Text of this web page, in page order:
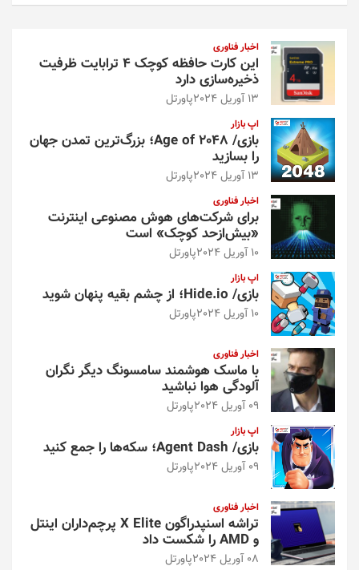
اخبار فناوری
این کارت حافظه کوچک ۴ ترابایت ظرفیت
ذخیره‌سازی دارد
13 آوریل 2024 پاورتل
اپ بازار
بازی/ Age of 2048؛ بزرگ‌ترین تمدن جهان
را بسازید
13 آوریل 2024 پاورتل
اخبار فناوری
برای شرکت‌های هوش مصنوعی اینترنت
«بیش‌از‌حد کوچک» است
10 آوریل 2024 پاورتل
اپ بازار
بازی/ Hide.io؛ از چشم بقیه پنهان شوید
10 آوریل 2024 پاورتل
اخبار فناوری
با ماسک هوشمند سامسونگ دیگر نگران
آلودگی هوا نباشید
09 آوریل 2024 پاورتل
اپ بازار
بازی/ Agent Dash؛ سکه‌ها را جمع کنید
09 آوریل 2024 پاورتل
اخبار فناوری
تراشه اسنپدراگون X Elite پرچم‌داران اینتل
و AMD را شکست داد
08 آوریل 2024 پاورتل